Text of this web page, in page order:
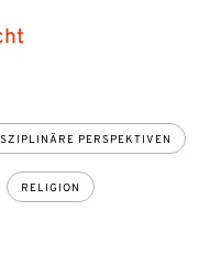
PERSPEKTIVEN
RELIGION